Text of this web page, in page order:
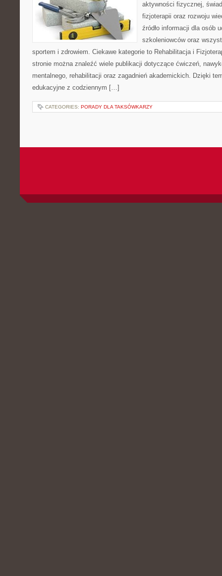
aktywności fizycznej,
fizjoterapii oraz rozwoju
źródło informacji dla osób
szkoleniowców oraz
sportem i zdrowiem. Ciekawe kategorie to Rehabilitacja i
stronie można znaleźć wiele publikacji dotyczące ćwiczeń,
mentalnego, rehabilitacji oraz zagadnień akademickich. Dzięki
edukacyjne z codziennym […]
CATEGORIES: PORADY DLA TAKSÓWKARZY